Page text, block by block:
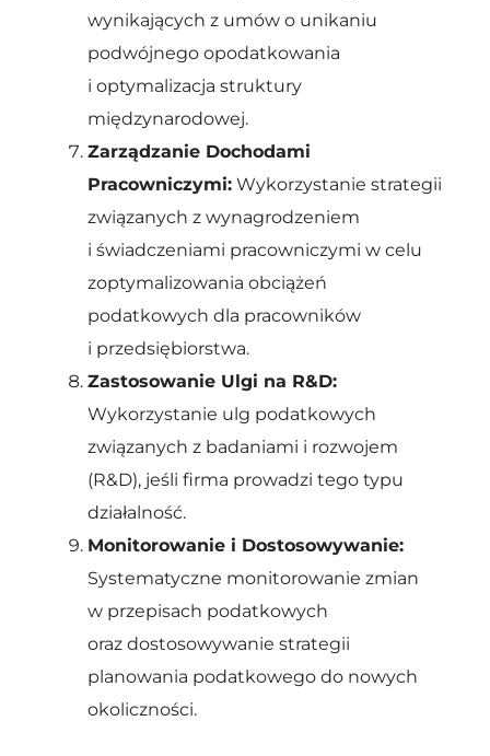
wynikających z umów o unikaniu
podwójnego opodatkowania
i optymalizacja struktury
międzynarodowej.
Zarządzanie Dochodami
Pracowniczymi: Wykorzystanie strategii
związanych z wynagrodzeniem
i świadczeniami pracowniczymi w celu
zoptymalizowania obciążeń
podatkowych dla pracowników
i przedsiębiorstwa.
Zastosowanie Ulgi na R&D:
Wykorzystanie ulg podatkowych
związanych z badaniami i rozwojem
(R&D), jeśli firma prowadzi tego typu
działalność.
Monitorowanie i Dostosowywanie:
Systematyczne monitorowanie zmian
w przepisach podatkowych
oraz dostosowywanie strategii
planowania podatkowego do nowych
okoliczności.